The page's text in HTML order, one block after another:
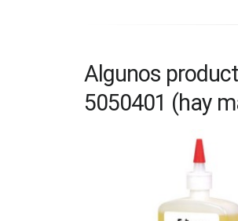
Algunos
5050401 (hay